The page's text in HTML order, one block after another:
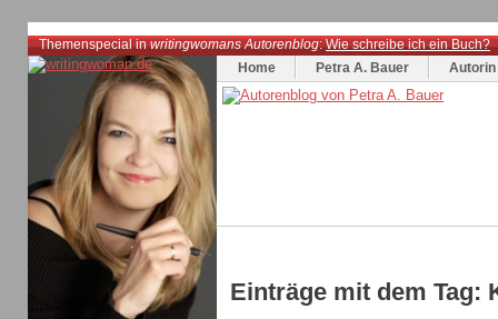
Themenspecial inwritingwomans Autorenblog:Wie schreibe ich ein Buch?
Home
Petra A. Bauer Autorin
Einträge mit dem Tag: